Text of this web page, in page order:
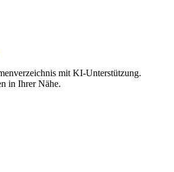
mit KI-Unterstützung.
in Ihrer Nähe.